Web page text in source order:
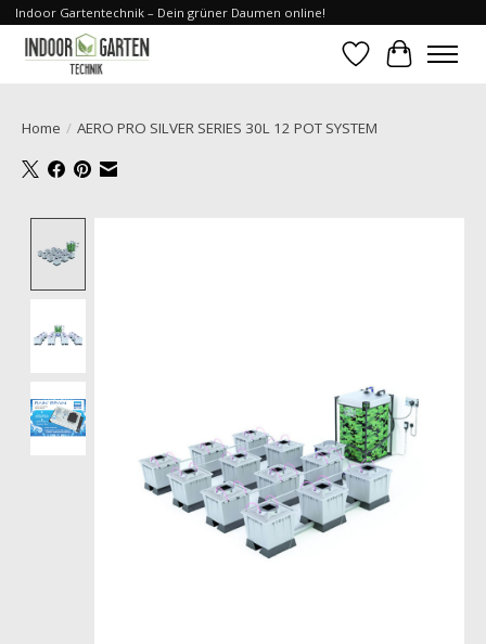
Indoor Gartentechnik – Dein grüner Daumen online!
Verlanglijst
Home / AERO PRO SILVER SERIES 30L 12 POT SYSTEM